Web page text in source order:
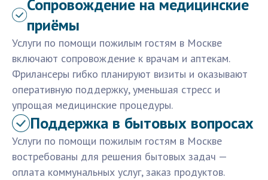
Сопровождение на медицинские
приёмы
Услуги по помощи пожилым гостям в Москве
включают сопровождение к врачам и аптекам.
Фрилансеры гибко планируют визиты и оказывают
оперативную поддержку, уменьшая стресс и
упрощая медицинские процедуры.
Поддержка в бытовых вопросах
Услуги по помощи пожилым гостям в Москве
востребованы для решения бытовых задач —
оплата коммунальных услуг, заказ продуктов.